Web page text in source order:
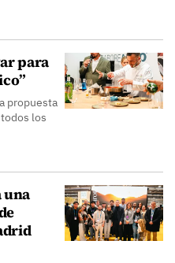
para
propuesta
los
una